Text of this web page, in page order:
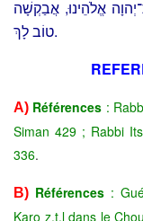
אֱלֹהֵינוּ, אֲבַקְשָׁה
טוֹב לָךְ.
A) Références :
Siman 429 ; Rabbi
336.
B) Références :
Karo z.t.l dans le